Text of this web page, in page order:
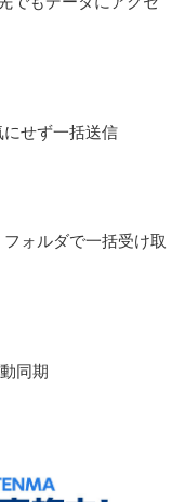
せず一括送信
ォルダで一括受け取
同期